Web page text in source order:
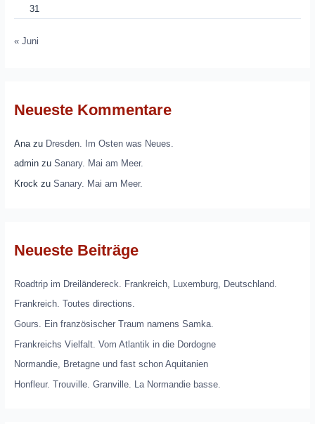
31
« Juni
Neueste Kommentare
Anazu Dresden. Im Osten was Neues.
adminzu Sanary. Mai am Meer.
Krockzu Sanary. Mai am Meer.
Neueste Beiträge
Roadtrip im Dreiländereck. Frankreich, Luxemburg, Deutschland.
Frankreich. Toutes directions.
Gours. Ein französischer Traum namens Samka.
Frankreichs Vielfalt. Vom Atlantik in die Dordogne
Normandie, Bretagne und fast schon Aquitanien
Honfleur. Trouville. Granville. La Normandie basse.